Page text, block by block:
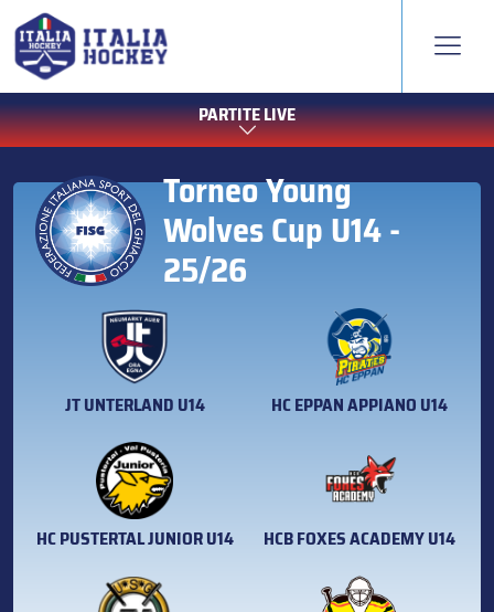
PARTITE LIVE
Torneo Young
Wolves Cup U14 -
25/26
JT UNTERLAND U14 HC EPPAN APPIANO U14
HC PUSTERTAL JUNIOR U14 HCB FOXES ACADEMY U14